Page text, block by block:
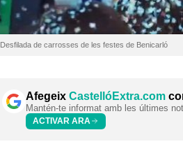
Desfilada de carrosses de les festes de Benicarló
Afegeix CastellóExtra.com
Mantén-te informat amb les últimes
ACTIVAR ARA